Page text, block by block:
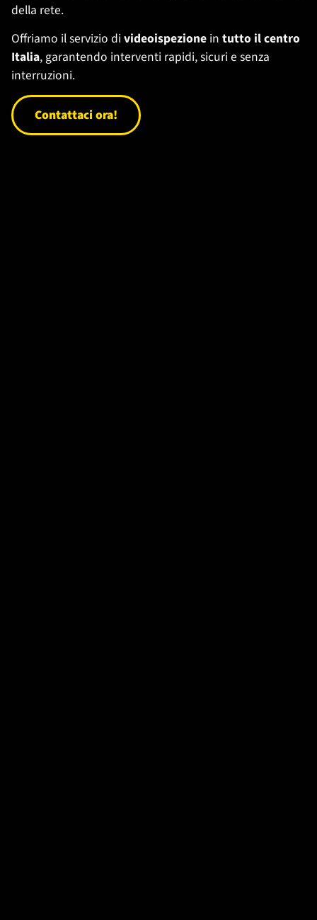
della rete.
Offriamo il servizio di videoispezione in tutto il centro
Italia, garantendo interventi rapidi, sicuri e senza
interruzioni.
Contattaci ora!